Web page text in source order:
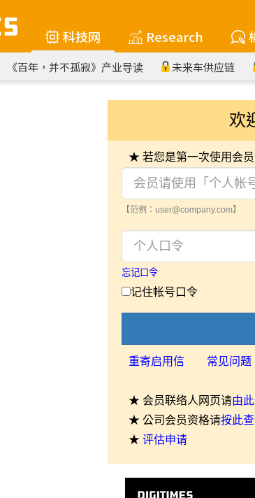
科技网 Research
《百年，并不孤寂》产业导读 未来车供应链
欢
★ 若您是第一次使用会
【范例：user@company.com】
忘记口令
记住帐号口令
重寄启用信 常见问题
★ 会员联络人网页请由
★ 公司会员资格请按此
★ 评估申请